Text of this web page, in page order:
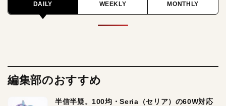
DAILY WEEKLY MONTHLY
編集部のおすすめ
半信半疑。100均・Seria（セリア）の60W対応